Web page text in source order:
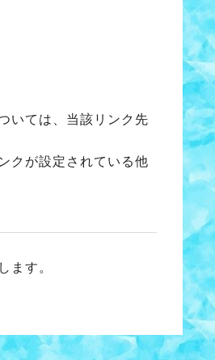
いては、当該リンク先
クが設定されている他
ます。